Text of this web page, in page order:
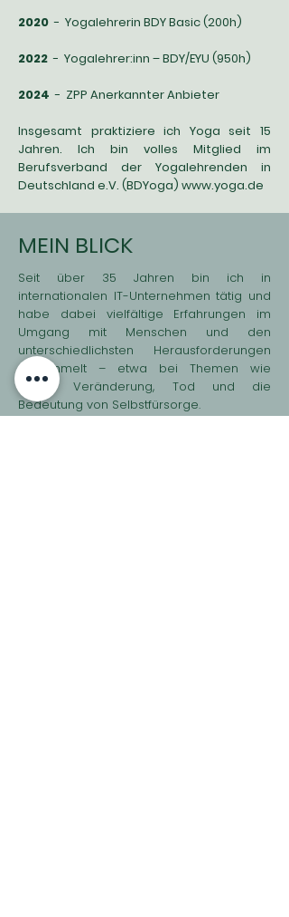
2020 - Yogalehrerin BDY Basic (200h)
2022 - Yogalehrer:inn – BDY/EYU (950h)
2024 - ZPP Anerkannter Anbieter
Insgesamt praktiziere ich Yoga seit 15
Jahren. Ich bin volles Mitglied im
Berufsverband der Yogalehrenden in
Deutschland e.V. (BDYoga) www.yoga.de
MEIN BLICK
Seit über 35 Jahren bin ich in
internationalen IT-Unternehmen tätig und
habe dabei vielfältige Erfahrungen im
Umgang mit Menschen und den
unterschiedlichsten Herausforderungen
gesammelt – etwa bei Themen wie
Stress, Veränderung, Tod und die
Bedeutung von Selbstfürsorge.